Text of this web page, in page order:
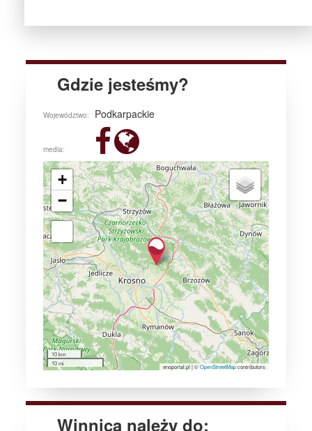
Gdzie jesteśmy?
Województwo: Podkarpackie
media:
+
−
10 km
10 mi
enoportal.pl|©OpenStreetMapcontributors
Winnica należy do: